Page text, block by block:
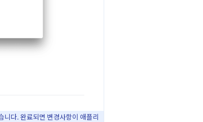
다. 완료되면 변경사항이 애플리